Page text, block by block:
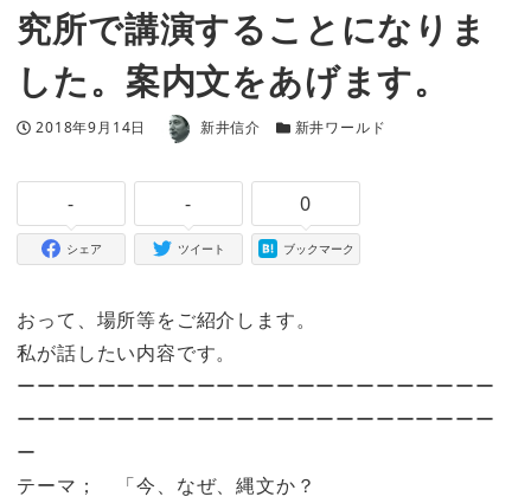
究所で講演することになりま
した。案内文をあげます。
投稿日
2018年9月14日 著者 新井信介 カテゴリー
新井ワールド
-
シェア
-
ツイート
0
ブックマーク
おって、場所等をご紹介します。
私が話したい内容です。
ーーーーーーーーーーーーーーーーーーーーーーーー
ーーーーーーーーーーーーーーーーーーーーーーーー
ー
テーマ； 「今、なぜ、縄文か？